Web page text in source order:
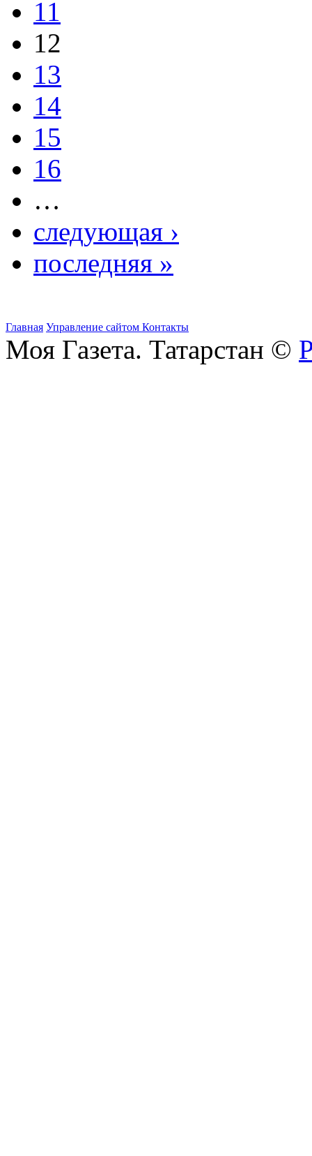
11
12
13
14
15
16
…
следующая ›
последняя »
Главная Управление сайтом Контакты
Моя Газета. Татарстан ©